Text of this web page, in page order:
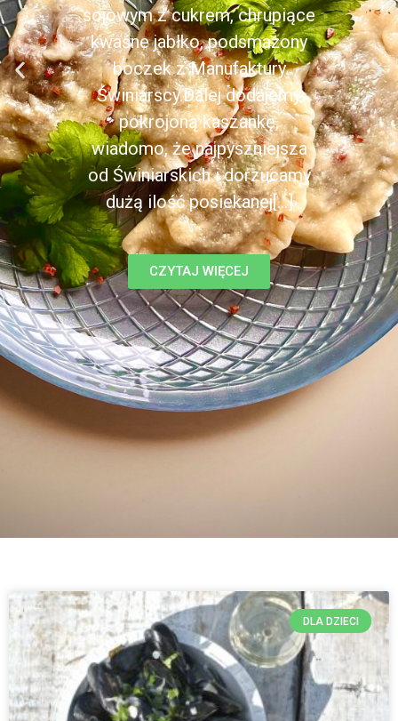
sojowym z cukrem, chrupiące
kwaśne jabłko, podsmażony
boczek z Manufaktury
Świniarscy.Dalej dodajemy
pokrojoną kaszankę,
wiadomo, że najpyszniejsza
od Świniarskich i dorzucamy
dużą ilość posiekanej[...]
CZYTAJ WIĘCEJ
DLA DZIECI